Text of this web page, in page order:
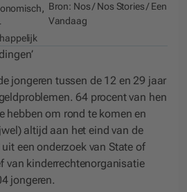
, Bron: Nos / Nos Stories / Een
Vandaag
jongeren tussen de 12 en 29 jaar
64 procent van hen
hebben om rond te komen en
altijd aan het eind van de
een onderzoek van State of
van kinderrechtenorganisatie
jongeren.